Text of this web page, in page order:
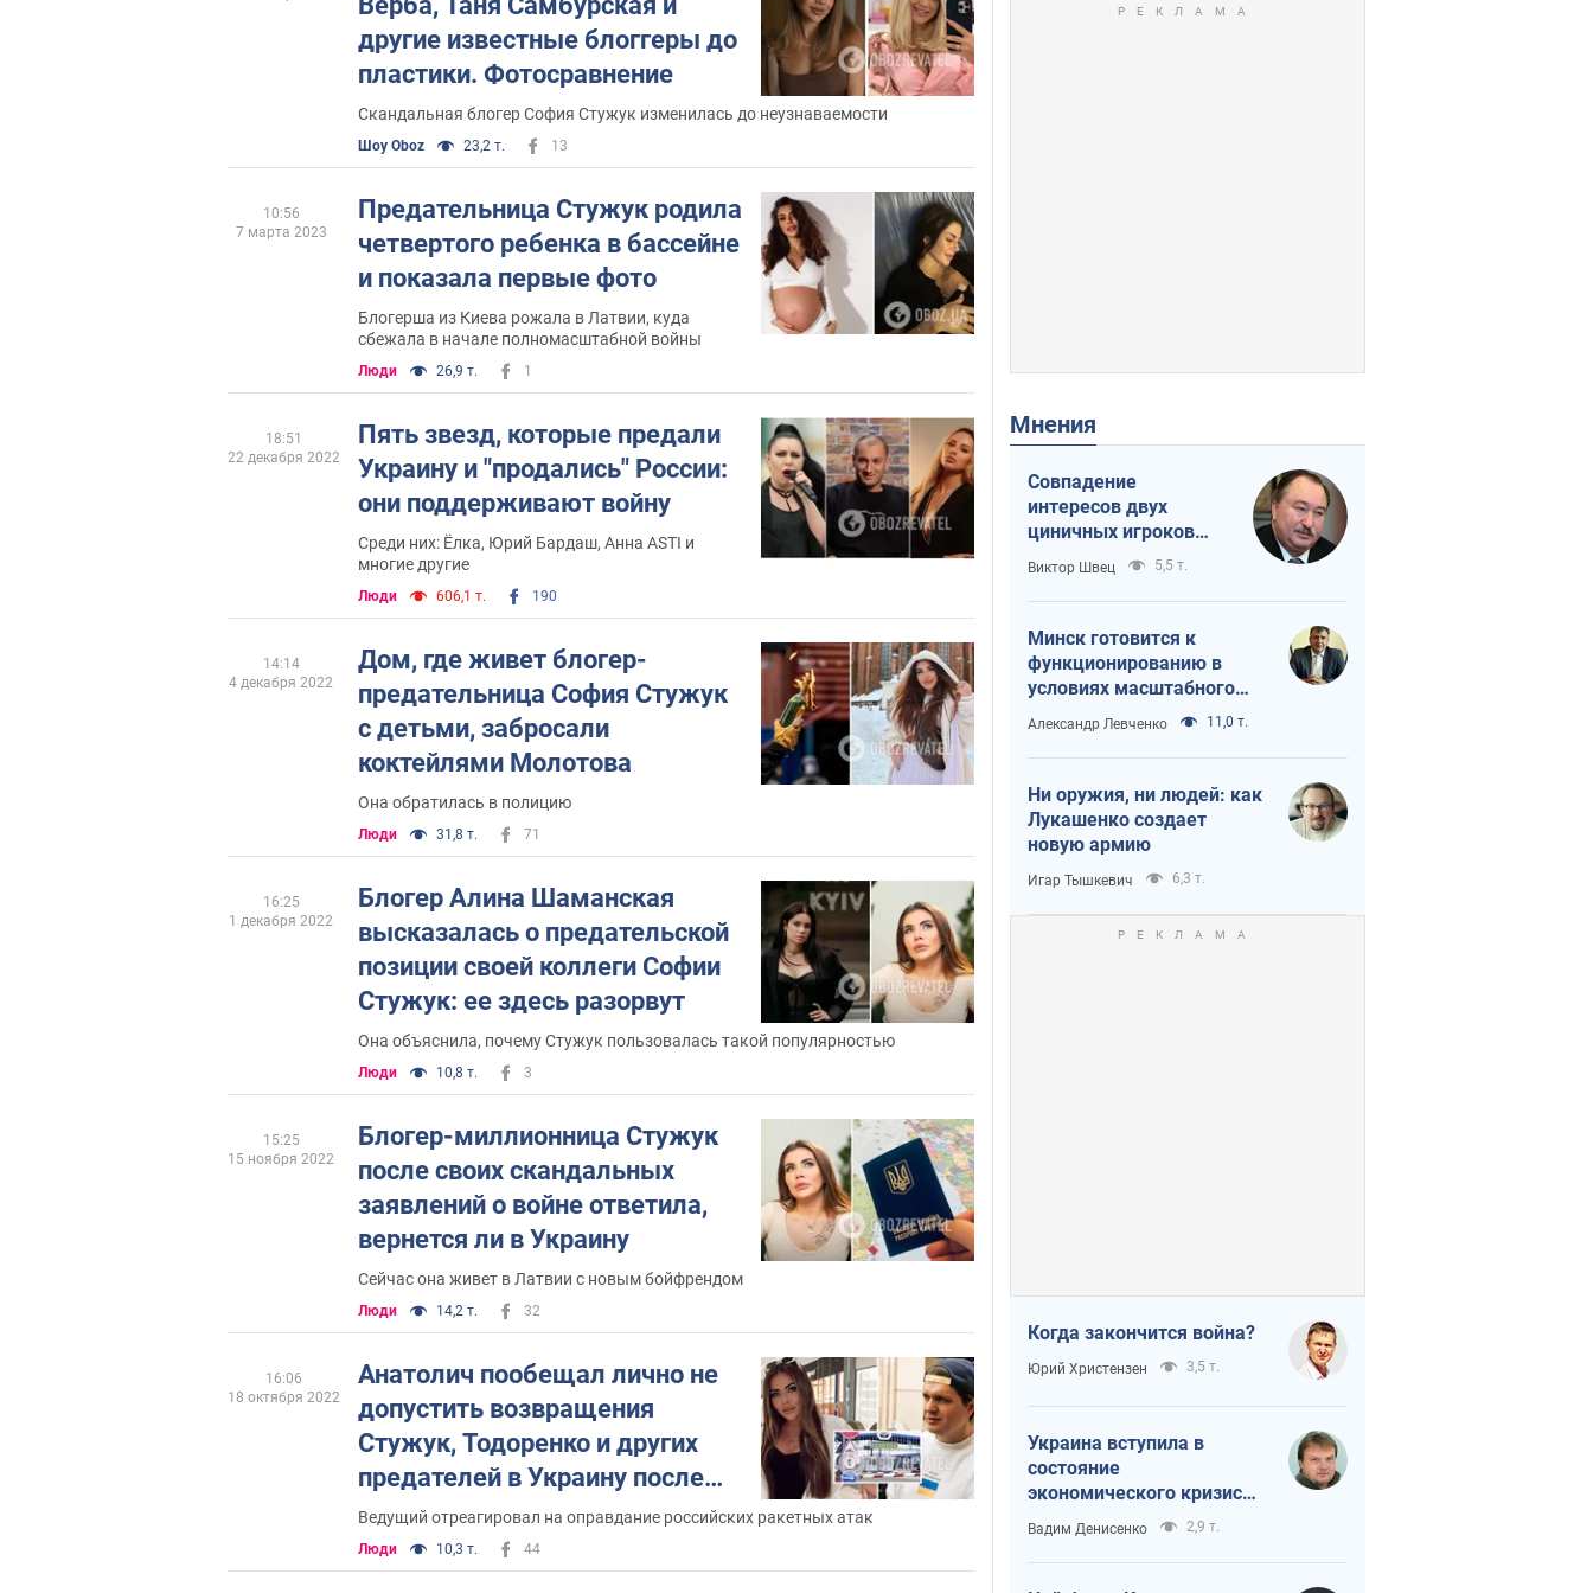
которым София находилась в
бракоразводном процессе, в Турции
заболел коронавирусом. По
возвращению в Украину он получил
госпитализации и лечился дома.
Впрочем, вскоре его все же забрали в
больницу, о чем он рассказывал на
личной странице в Instagram.
По его словам, болезнь проходила у
него в легкой форме. Однако в ночь на
16 октября Дмитрий впал в кому и
Скандалы
Профильные специалисты не
единожды
обвиняли Стужук в
родов.
Скандал достиг свое пика, когдав
Ровно во время домашних родов
умерла 34-летняя роженица
. Роды
принимала "духовная акушерка",
которая помогала рожать Стужук.
снимаемой для Инстаграм, блогерша
сделала постановочное видео, в
котором ее сбило авто.
В Instagram блогерша также заявила,
что отказалась от вакцинации детей.
другие известные блоггеры до
пластики. Фотосравнение
Скандальная блогер София Стужук изменилась до неузнаваемости
Шоу Oboz 23,2 т. 13
Предательница Стужук родила
четвертого ребенка в бассейне
и показала первые фото
Блогерша из Киева рожала в Латвии, куда
сбежала в начале полномасштабной войны
Люди 26,9 т. 1
10:56
7 марта 2023
Пять звезд, которые предали
Украину и "продались" России:
они поддерживают войну
Среди них: Ёлка, Юрий Бардаш, Анна ASTI и
многие другие
Люди 606,1 т. 190
18:51
22 декабря 2022
Дом, где живет блогер-
предательница София Стужук
с детьми, забросали
коктейлями Молотова
Она обратилась в полицию
Люди 31,8 т. 71
14:14
4 декабря 2022
Блогер Алина Шаманская
высказалась о предательской
позиции своей коллеги Софии
Стужук: ее здесь разорвут
Она объяснила, почему Стужук пользовалась такой популярностью
Люди 10,8 т. 3
16:25
1 декабря 2022
Блогер-миллионница Стужук
после своих скандальных
заявлений о войне ответила,
вернется ли в Украину
Сейчас она живет в Латвии с новым бойфрендом
Люди 14,2 т. 32
15:25
15 ноября 2022
Анатолич пообещал лично не
допустить возвращения
Стужук, Тодоренко и других
предателей в Украину после
победы
Ведущий отреагировал на оправдание российских ракетных атак
Люди 10,3 т. 44
16:06
18 октября 2022
Мнения
Совпадение
интересов двух
циничных игроков
или тайный план
Трампа и Путина?
Виктор Швец 5,5 т.
Минск готовится к
функционированию в
условиях масштабного
военного кризиса
Александр Левченко 11,0 т.
Ни оружия, ни людей: как
Лукашенко создает
новую армию
Игар Тышкевич 6,3 т.
Когда закончится война?
Юрий Христензен 3,5 т.
Украина вступила в
состояние
экономического кризиса.
Есть ли свет в конце
туннеля?
Вадим Денисенко 2,9 т.